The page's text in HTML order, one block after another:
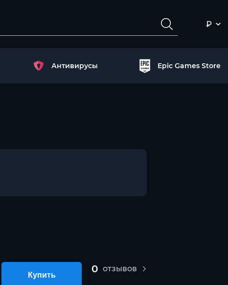
₽
Антивирусы Epic Games Store
Купить
0 отзывов